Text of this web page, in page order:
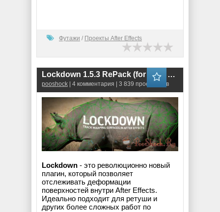
Футажи / Проекты After Effects
Lockdown 1.5.3 RePack (for After Effects)
pooshock | 4 комментария | 3 839 просмотров
Lockdown - это революционно новый
плагин, который позволяет
отслеживать деформации
поверхностей внутри After Effects.
Идеально подходит для ретуши и
других более сложных работ по